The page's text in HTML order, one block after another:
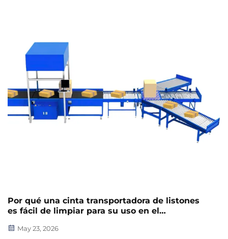
Por qué una cinta transportadora de listones
es fácil de limpiar para su uso en el
May 23, 2026